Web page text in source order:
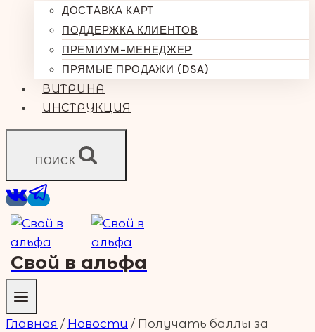
ДОСТАВКА КАРТ
ПОДДЕРЖКА КЛИЕНТОВ
ПРЕМИУМ-МЕНЕДЖЕР
ПРЯМЫЕ ПРОДАЖИ (DSA)
ВИТРИНА
ИНСТРУКЦИЯ
ПОИСК
Свой в альфа
Главная / Новости / Получать баллы за